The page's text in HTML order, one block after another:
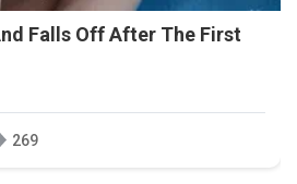
Falls Off After The First
269